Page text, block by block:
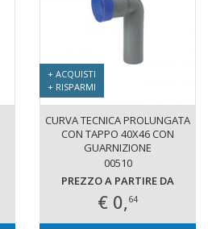
+ ACQUISTI
+ RISPARMI
CURVA TECNICA PROLUNGATA
CON TAPPO 40X46 CON
GUARNIZIONE
00510
PREZZO A PARTIRE DA
€ 0,64